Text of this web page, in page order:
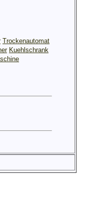
Trockenautomat
Kuehlschrank